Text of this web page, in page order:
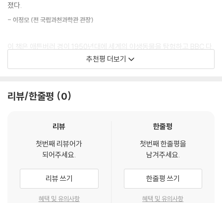
는 모습을 촬영하기 위해 일부러 며칠씩 걸리는 여정을 나서기도 했다.
세계적인 멸종위기 동물 마다가스카르의 여우원숭이 시파카와 인드리의
행동을 관찰하고 기록의 오류를 찾다!!
자 멸종위기 동물인 여우원숭이와 텐렉, 보아뱀 등을 촬영하기 위해 타나
런던에서 마다가스카르로 떠나기 전 애튼버러는 여우원숭이 중에서 희귀
한 시파카와 인드리에 대한 정보를 최대한 수집했다. 시파카와 인드리는
포획된 채로는 오랫동안 살기 어려워 그들의 습성이나 행동을 직접적으로
관찰한 기록은 드물었는데, 현지인의 이야기는 전설에 가까웠으며 자연사
학자들의 문헌은 서로 일치하지 않아 혼란하기만 했다.
졌다.
- 이정모 (전 국립과천과학관 관장)
이 책은 애튼버러 경이 1950년대에 세계의 야생동물을 탐험하고 BBC 다
큐 제작을 했던 때의 이야기를 담아냈다. 자연에 처음 눈을 뜬 어린이들 그
리고 자연에 대해 더 배우고 싶어 하는 미래 생물학도들에게 애튼버러는
이비드 애튼버러는 그 어떤 생물학자보다 더 많은 사람에게 생물학도를 꿈
이 책은 애튼버러의 감당했던 선구적인 역할과 웃픈 고난들을 함께 떠올리
게 한다. 20세기에는 피스 헬멧을 쓴 용감무쌍한 탐험가들이 미지의 동물
을 소개했다면, 지금은 달변의 전문 TV 진행자들이 그 역할을 맡았다. 데
이비드 애튼버러는 전례가 없던 새로운 동물 프로그램을 제작했으며 이 책
은 그 과도기의 유쾌한 이야기들로 가득하다.
추천평 더보기
리뷰/한줄평 0
리뷰
첫번째 리뷰어가
되어주세요.
리뷰 쓰기
혜택 및 유의사항
한줄평
첫번째 한줄평을
남겨주세요.
한줄평 쓰기
혜택 및 유의사항